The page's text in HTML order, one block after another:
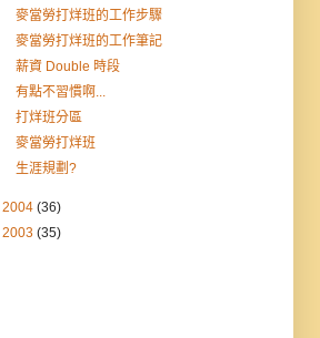
麥當勞打烊班的工作步驟
麥當勞打烊班的工作筆記
薪資 Double 時段
有點不習慣啊...
打烊班分區
麥當勞打烊班
生涯規劃?
2004 (36)
2003 (35)